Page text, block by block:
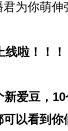
为你萌伸
啦！！
！
新爱豆，
可以看到你